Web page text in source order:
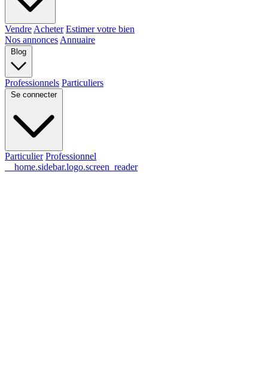
Vendre Acheter Estimer votre bien
Nos annonces Annuaire
Blog
Professionnels Particuliers
Se connecter
Particulier Professionnel
__home.sidebar.logo.screen_reader